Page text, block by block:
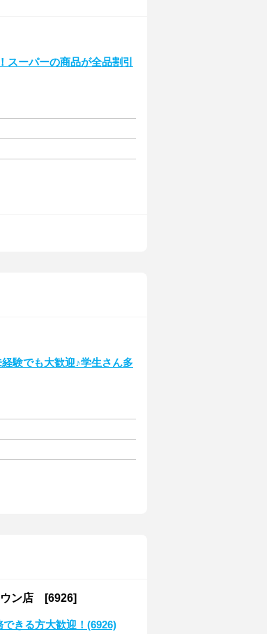
スーパーの商品が全品割引
験でも大歓迎♪学生さん多
ウン店 [6926]
できる方大歓迎！(6926)